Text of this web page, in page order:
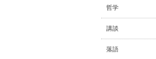
哲学
講談
落語